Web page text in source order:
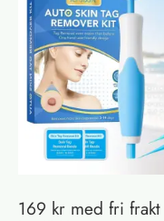
169 kr med fri